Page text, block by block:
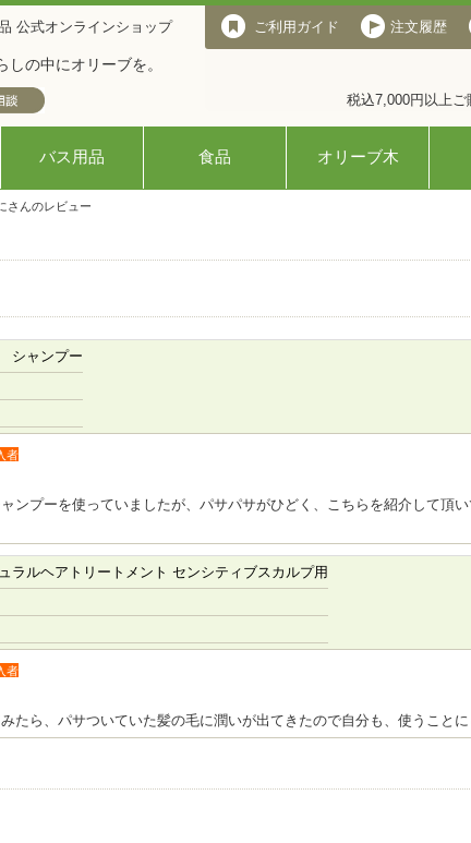
公式オンラインショップ
しの中にオリーブを。
ご利用ガイド 注文履歴
税込7,000円以上
バス用品 食品 オリーブ木
さんのレビュー
シャンプー
者
ンプーを使っていましたが、パサパサがひどく、こちらを紹介して頂
ラルヘアトリートメント センシティブスカルプ用
者
たら、パサついていた髪の毛に潤いが出てきたので自分も、使うこと